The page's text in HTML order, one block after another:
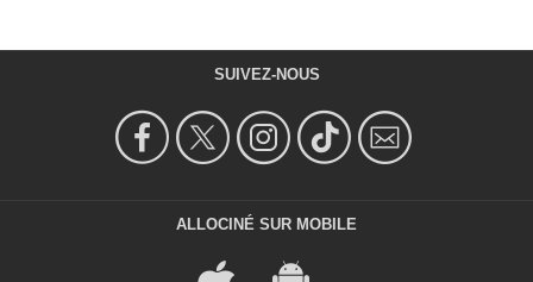
SUIVEZ-NOUS
ALLOCINÉ SUR MOBILE